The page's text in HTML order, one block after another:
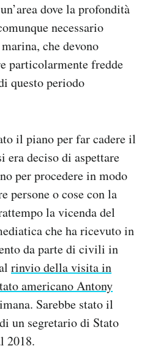
dove la profondità
necessario
che devono
particolarmente fredde
questo periodo
il piano per far cadere il
era deciso di aspettare
per procedere in modo
persone o cose con la
la vicenda del
che ha ricevuto in
da parte di civili in
rinvio della visita in
americano Antony
Sarebbe stato il
un segretario di Stato
2018.